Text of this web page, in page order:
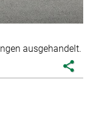
ausgehandelt.
share